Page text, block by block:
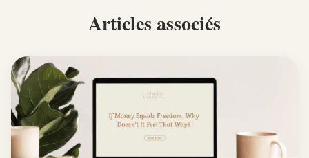
Articles associés